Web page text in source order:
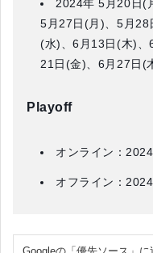
2024年 5月20日(
5月27日(月)、5月28
(水)、6月13日(木)、
21日(金)、6月27日(
Playoff
オンライン：
オフライン：